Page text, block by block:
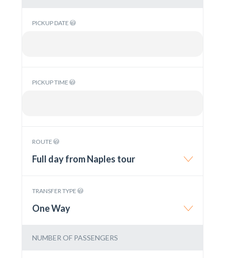
PICKUP DATE
PICKUP TIME
ROUTE
Full day from Naples tour
TRANSFER TYPE
One Way
NUMBER OF PASSENGERS